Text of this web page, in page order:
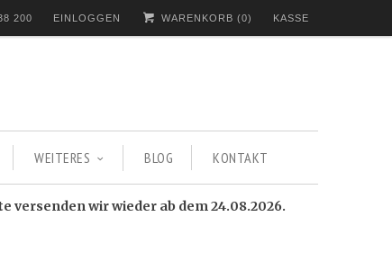
200 EINLOGGEN WARENKORB (0) KASSE
WEITERES BLOG KONTAKT
versenden wir wieder ab dem 24.08.2026.